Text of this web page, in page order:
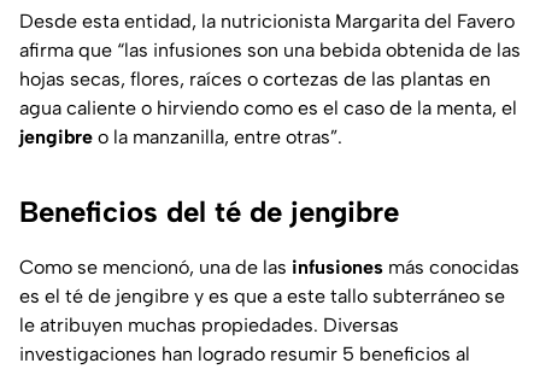
Desde esta entidad, la nutricionista Margarita del Favero
afirma que “las infusiones son una bebida obtenida de las
hojas secas, flores, raíces o cortezas de las plantas en
agua caliente o hirviendo como es el caso de la menta, el
jengibre o la manzanilla, entre otras”.
Beneficios del té de jengibre
Como se mencionó, una de las infusiones más conocidas
es el té de jengibre y es que a este tallo subterráneo se
le atribuyen muchas propiedades. Diversas
investigaciones han logrado resumir 5 beneficios al